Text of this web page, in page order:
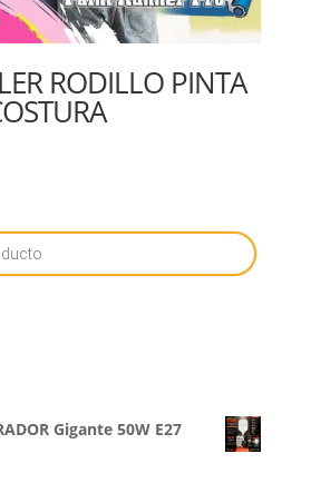
RODILLO PINTA
Gigante 50W E27